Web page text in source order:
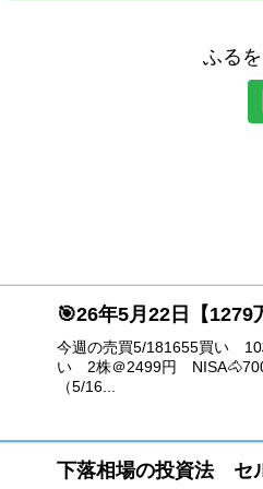
ふる
🎯26年5月22日【1279
今週の売買5/181655買い
い 2株＠2499円
（5/16...
下落相場の投資法 セ